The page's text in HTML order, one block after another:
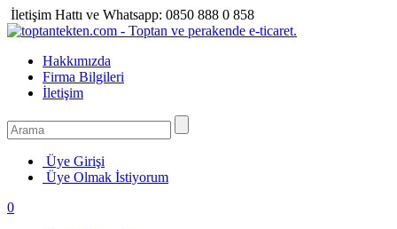
İletişim Hattı ve Whatsapp: 0850 888 0 858
Hakkımızda
Firma Bilgileri
İletişim
Üye Girişi
Üye Olmak İstiyorum
0